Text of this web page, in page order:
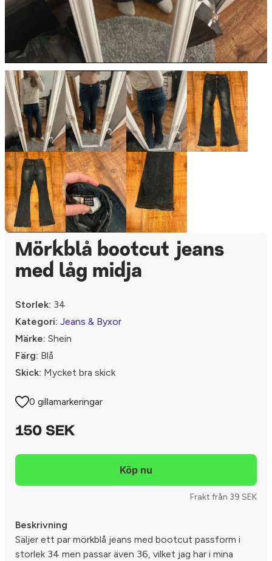
Mörkblå bootcut jeans
med låg midja
Storlek: 34
Kategori: Jeans & Byxor
Märke: Shein
Färg: Blå
Skick: Mycket bra skick
0 gillamarkeringar
150 SEK
Frakt från 39 SEK
Beskrivning
Säljer ett par mörkblå jeans med bootcut passform i
storlek 34 men passar även 36, vilket jag har i mina